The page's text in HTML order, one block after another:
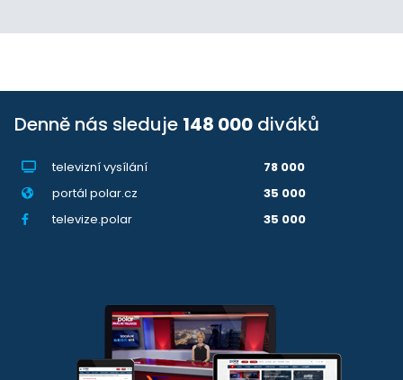
Denně nás sleduje 148 000 diváků
televizní vysílání
78 000
portál polar.cz
35 000
televize.polar
35 000